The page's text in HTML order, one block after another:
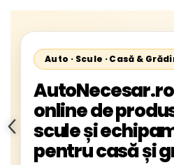
Auto · Scule · Casă &
online de
scule și
pentru casă și